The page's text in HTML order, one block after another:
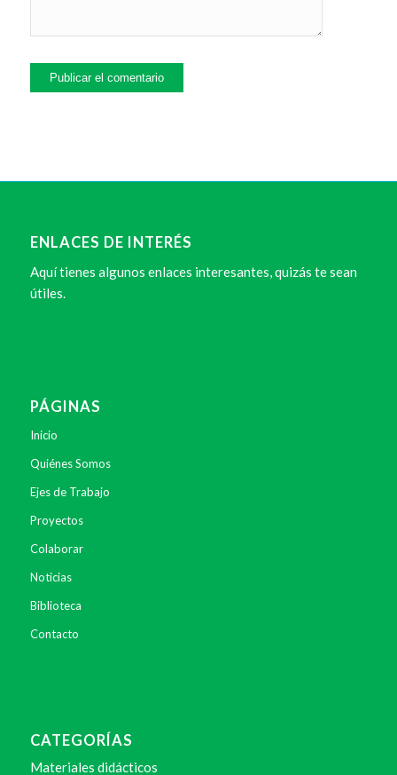
ENLACES DE INTERÉS
Aquí tienes algunos enlaces interesantes, quizás te sean
útiles.
PÁGINAS
Inicio
Quiénes Somos
Ejes de Trabajo
Proyectos
Colaborar
Noticias
Biblioteca
Contacto
CATEGORÍAS
Materiales didácticos